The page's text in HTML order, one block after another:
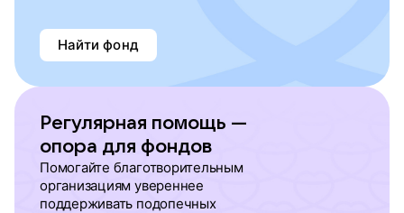
Найти фонд
Регулярная помощь —
опора для фондов
Помогайте благотворительным
организациям увереннее
поддерживать подопечных